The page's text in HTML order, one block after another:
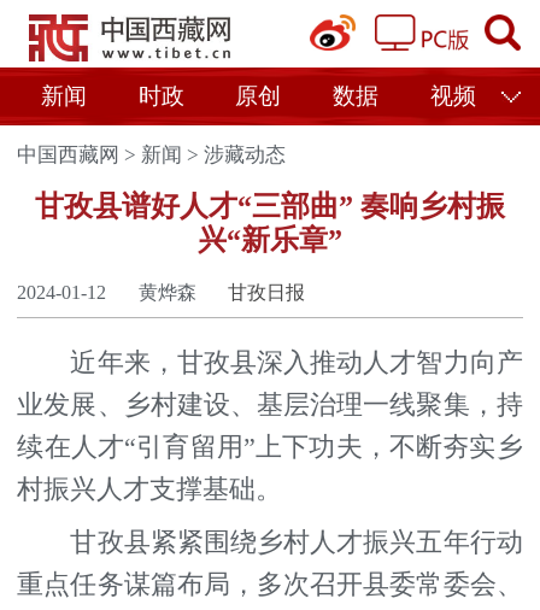
新闻 时政 原创 数据 视频
中国西藏网 > 新闻 >涉藏动态
甘孜县谱好人才“三部曲” 奏响乡村振
兴“新乐章”
2024-01-12 黄烨森 甘孜日报
近年来，甘孜县深入推动人才智力向产
业发展、乡村建设、基层治理一线聚集，持
续在人才“引育留用”上下功夫，不断夯实乡
村振兴人才支撑基础。
甘孜县紧紧围绕乡村人才振兴五年行动
重点任务谋篇布局，多次召开县委常委会、